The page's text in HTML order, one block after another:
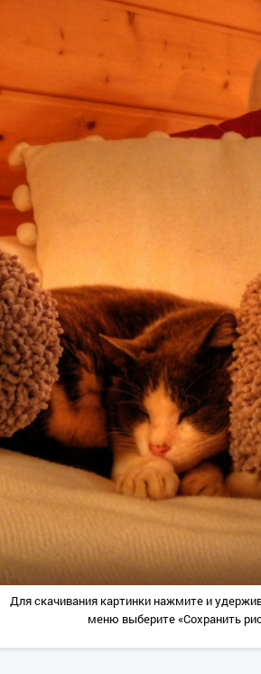
Для скачивания картинки нажмите и
меню выберите «Сохранить